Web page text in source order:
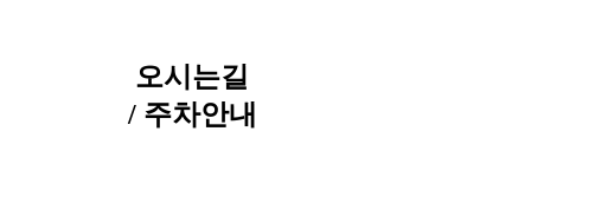
오시는길
/ 주차안내